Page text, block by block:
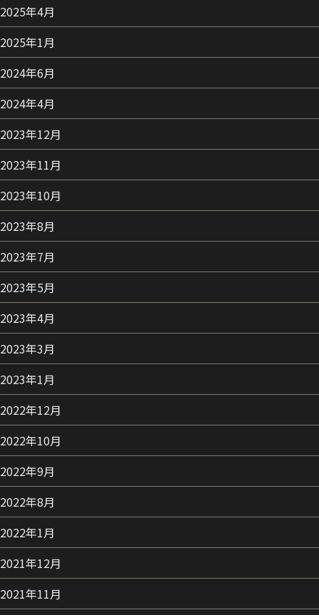
2025年4月
2025年1月
2024年6月
2024年4月
2023年12月
2023年11月
2023年10月
2023年8月
2023年7月
2023年5月
2023年4月
2023年3月
2023年1月
2022年12月
2022年10月
2022年9月
2022年8月
2022年1月
2021年12月
2021年11月